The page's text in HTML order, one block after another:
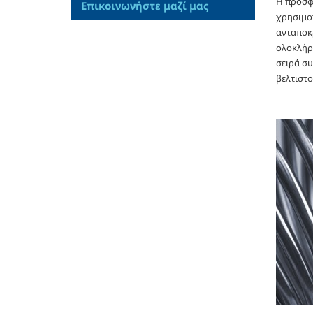
σειρά
Επικοινωνήστε μαζί μας